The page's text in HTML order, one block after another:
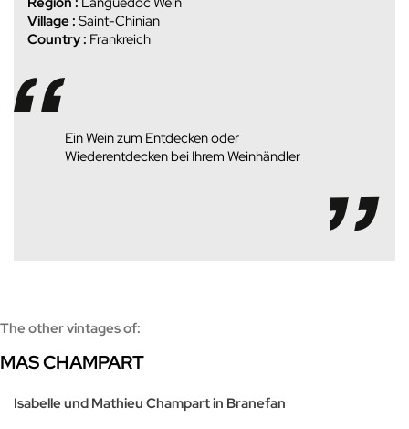
Village : Saint-Chinian
Country : Frankreich
Ein Wein zum Entdecken oder
Wiederentdecken bei Ihrem Weinhändler
The other vintages of:
MAS CHAMPART
Isabelle und Mathieu Champart in Branefan